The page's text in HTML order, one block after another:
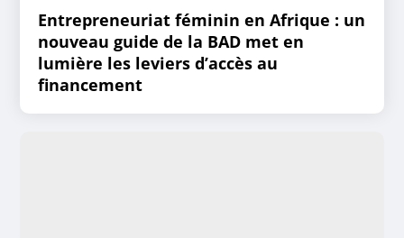
Entrepreneuriat féminin en Afrique : un
nouveau guide de la BAD met en
lumière les leviers d’accès au
financement